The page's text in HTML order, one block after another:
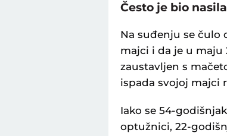
Često je bio
Na suđenju se čulo
majci i da je u maju
zaustavljen s
ispada svojoj majci
Iako se 54-
optužnici, 22-